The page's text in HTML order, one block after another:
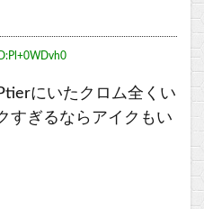
にいたクロム全くい
すぎるならアイクもい